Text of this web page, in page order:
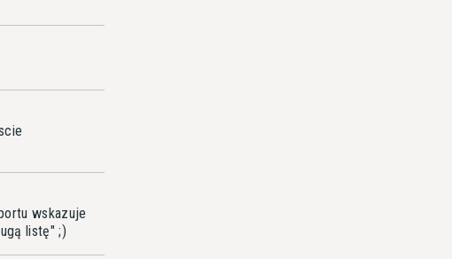
wskazuje
listę" ;)